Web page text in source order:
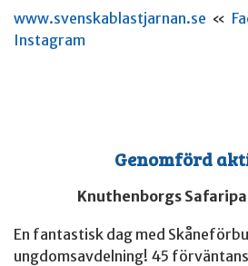
www.svenskablastjarnan.se «
Instagram
Genomförd
Knuthenborgs
En fantastisk dag med
ungdomsavdelning! 45